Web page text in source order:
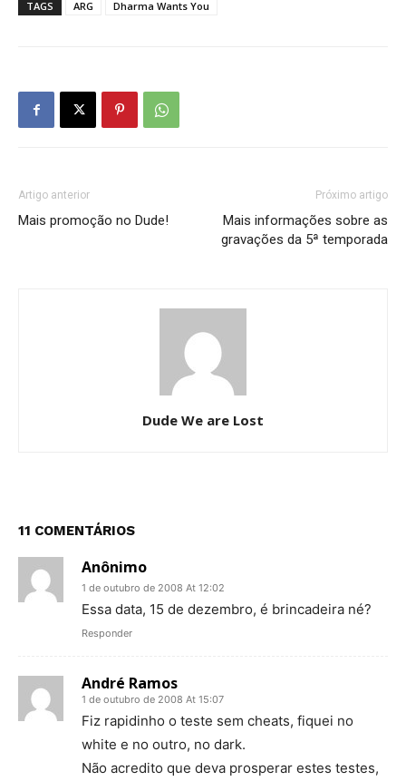
TAGS ARG Dharma Wants You
Artigo anterior
Mais promoção no Dude!
Próximo artigo
Mais informações sobre as
gravações da 5ª temporada
Dude We are Lost
11 COMENTÁRIOS
Anônimo
1 de outubro de 2008 At 12:02
Essa data, 15 de dezembro, é brincadeira né?
Responder
André Ramos
1 de outubro de 2008 At 15:07
Fiz rapidinho o teste sem cheats, fiquei no
white e no outro, no dark.
Não acredito que deva prosperar estes testes,